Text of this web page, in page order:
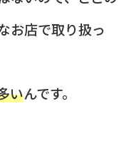
お店で取り扱っ
いんです。